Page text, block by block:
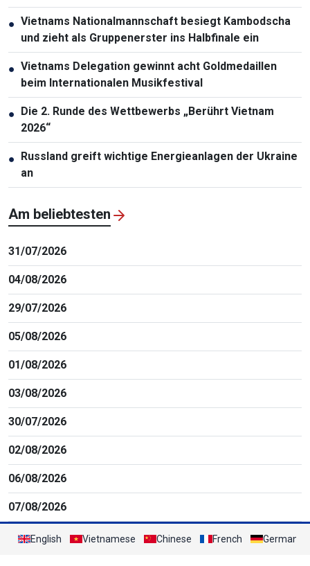
● Vietnams Nationalmannschaft besiegt Kambodscha
und zieht als Gruppenerster ins Halbfinale ein
● Vietnams Delegation gewinnt acht Goldmedaillen
beim Internationalen Musikfestival
● Die 2. Runde des Wettbewerbs „Berührt Vietnam
2026“
● Russland greift wichtige Energieanlagen der Ukraine
an
Am beliebtesten
31/07/2026
04/08/2026
29/07/2026
05/08/2026
01/08/2026
03/08/2026
30/07/2026
02/08/2026
06/08/2026
07/08/2026
English Vietnamese Chinese French German